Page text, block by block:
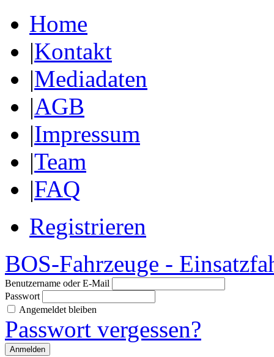
Home
|Kontakt
|Mediadaten
|AGB
|Impressum
|Team
|FAQ
Registrieren
BOS-Fahrzeuge -
Benutzername oder E-Mail
Passwort
Angemeldet bleiben
Passwort vergessen?